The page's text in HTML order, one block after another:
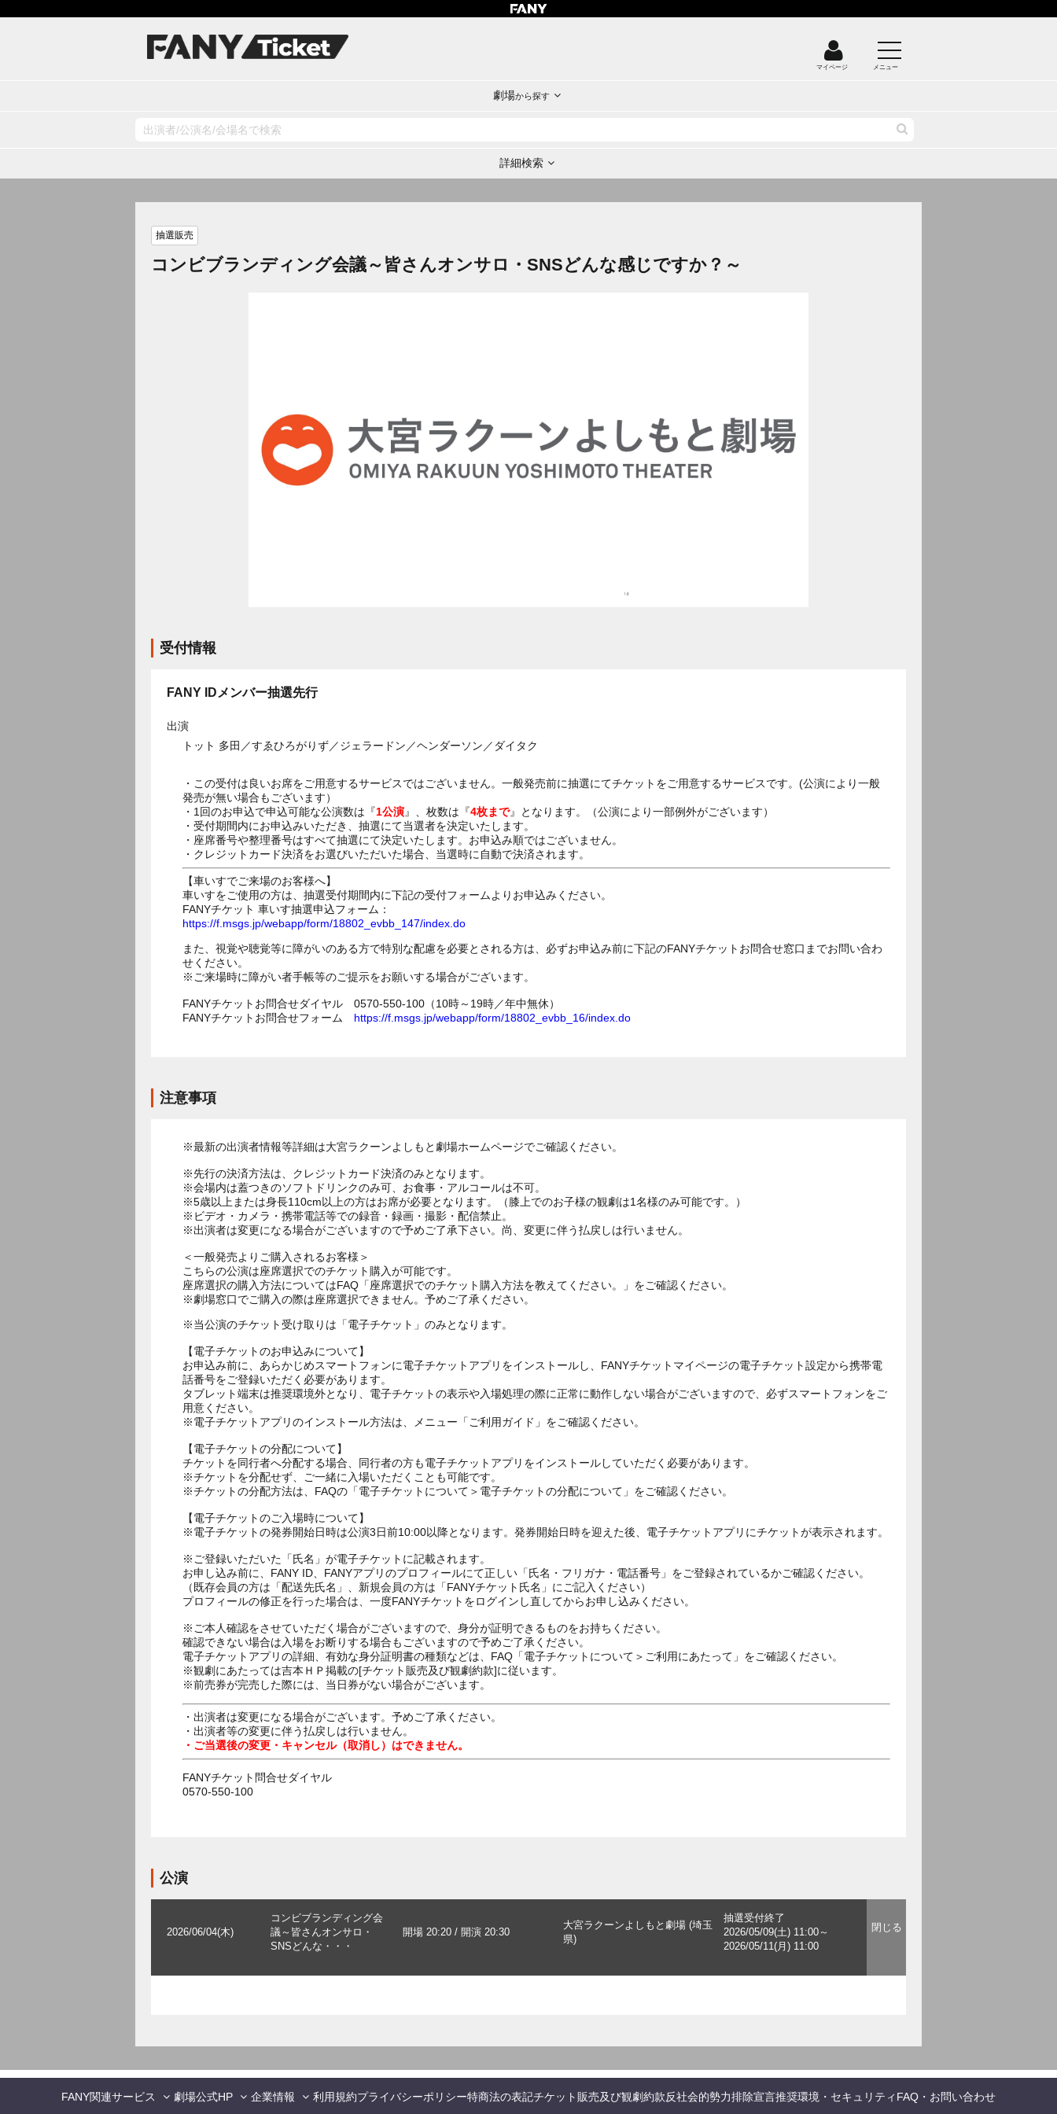
マイページ メニュー
劇場から探す
詳細検索
抽選販売
コンビブランディング会議～皆さんオンサロ・SNSどんな感じですか？～
受付情報
FANY IDメンバー抽選先行
出演
トット 多田／すゑひろがりず／ジェラードン／ヘンダーソン／ダイタク
・この受付は良いお席をご用意するサービスではございません。一般発売前に抽選にてチケットをご用意するサービスです。(公演により一般
発売が無い場合もございます）
・1回のお申込で申込可能な公演数は『1公演』、枚数は『4枚まで』となります。（公演により一部例外がございます）
・受付期間内にお申込みいただき、抽選にて当選者を決定いたします。
・座席番号や整理番号はすべて抽選にて決定いたします。お申込み順ではございません。
・クレジットカード決済をお選びいただいた場合、当選時に自動で決済されます。
【車いすでご来場のお客様へ】
車いすをご使用の方は、抽選受付期間内に下記の受付フォームよりお申込みください。
FANYチケット 車いす抽選申込フォーム：
https://f.msgs.jp/webapp/form/18802_evbb_147/index.do
また、視覚や聴覚等に障がいのある方で特別な配慮を必要とされる方は、必ずお申込み前に下記のFANYチケットお問合せ窓口までお問い合わ
せください。
※ご来場時に障がい者手帳等のご提示をお願いする場合がございます。
FANYチケットお問合せダイヤル 0570-550-100（10時～19時／年中無休）
FANYチケットお問合せフォーム https://f.msgs.jp/webapp/form/18802_evbb_16/index.do
注意事項
※最新の出演者情報等詳細は大宮ラクーンよしもと劇場ホームページでご確認ください。
※先行の決済方法は、クレジットカード決済のみとなります。
※会場内は蓋つきのソフトドリンクのみ可、お食事・アルコールは不可。
※5歳以上または身長110cm以上の方はお席が必要となります。（膝上でのお子様の観劇は1名様のみ可能です。）
※ビデオ・カメラ・携帯電話等での録音・録画・撮影・配信禁止。
※出演者は変更になる場合がございますので予めご了承下さい。尚、変更に伴う払戻しは行いません。
＜一般発売よりご購入されるお客様＞
こちらの公演は座席選択でのチケット購入が可能です。
座席選択の購入方法についてはFAQ「座席選択でのチケット購入方法を教えてください。」をご確認ください。
※劇場窓口でご購入の際は座席選択できません。予めご了承ください。
※当公演のチケット受け取りは「電子チケット」のみとなります。
【電子チケットのお申込みについて】
お申込み前に、あらかじめスマートフォンに電子チケットアプリをインストールし、FANYチケットマイページの電子チケット設定から携帯電
話番号をご登録いただく必要があります。
タブレット端末は推奨環境外となり、電子チケットの表示や入場処理の際に正常に動作しない場合がございますので、必ずスマートフォンをご
用意ください。
※電子チケットアプリのインストール方法は、メニュー「ご利用ガイド」をご確認ください。
【電子チケットの分配について】
チケットを同行者へ分配する場合、同行者の方も電子チケットアプリをインストールしていただく必要があります。
※チケットを分配せず、ご一緒に入場いただくことも可能です。
※チケットの分配方法は、FAQの「電子チケットについて＞電子チケットの分配について」をご確認ください。
【電子チケットのご入場時について】
※電子チケットの発券開始日時は公演3日前10:00以降となります。発券開始日時を迎えた後、電子チケットアプリにチケットが表示されます。
※ご登録いただいた「氏名」が電子チケットに記載されます。
お申し込み前に、FANY ID、FANYアプリのプロフィールにて正しい「氏名・フリガナ・電話番号」をご登録されているかご確認ください。
（既存会員の方は「配送先氏名」、新規会員の方は「FANYチケット氏名」にご記入ください）
プロフィールの修正を行った場合は、一度FANYチケットをログインし直してからお申し込みください。
※ご本人確認をさせていただく場合がございますので、身分が証明できるものをお持ちください。
確認できない場合は入場をお断りする場合もございますので予めご了承ください。
電子チケットアプリの詳細、有効な身分証明書の種類などは、FAQ「電子チケットについて＞ご利用にあたって」をご確認ください。
※観劇にあたっては吉本ＨＰ掲載の[チケット販売及び観劇約款]に従います。
※前売券が完売した際には、当日券がない場合がございます。
・出演者は変更になる場合がございます。予めご了承ください。
・出演者等の変更に伴う払戻しは行いません。
・ご当選後の変更・キャンセル（取消し）はできません。
FANYチケット問合せダイヤル
0570-550-100
公演
2026/06/04(木)
コンビブランディング会
議～皆さんオンサロ・
SNSどんな・・・
開場 20:20 / 開演 20:30
大宮ラクーンよしもと劇場 (埼玉
県)
抽選受付終了
2026/05/09(土) 11:00～
2026/05/11(月) 11:00
FANY関連サービス 劇場公式HP 企業情報 利用規約プライバシーポリシー特商法の表記チケット販売及び観劇約款反社会的勢力排除宣言推奨環境・セキュリティ FAQ・お問い合わせ